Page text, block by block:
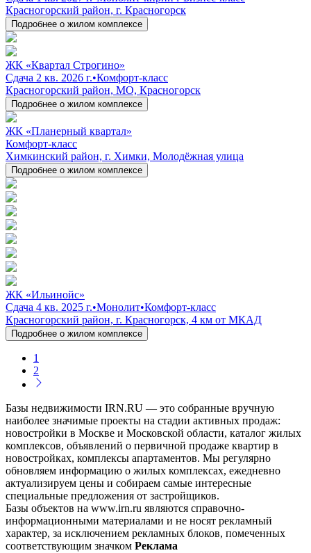
Красногорский район, г. Красногорск
Подробнее о жилом комплексе
ЖК «Квартал Строгино»
Сдача 2 кв. 2026 г.•Комфорт-класс
Красногорский район, МО, Красногорск
Подробнее о жилом комплексе
ЖК «Планерный квартал»
Комфорт-класс
Химкинский район, г. Химки, Молодёжная улица
Подробнее о жилом комплексе
ЖК «Ильинойс»
Сдача 4 кв. 2025 г.•Монолит•Комфорт-класс
Красногорский район, г. Красногорск, 4 км от МКАД
Подробнее о жилом комплексе
1
2
Базы недвижимости IRN.RU — это собранные вручную
наиболее значимые проекты на стадии активных продаж:
новостройки в Москве и Московской области, каталог жилых
комплексов, объявлений о первичной продаже квартир в
новостройках, комплексы апартаментов. Мы регулярно
обновляем информацию о жилых комплексах, ежедневно
актуализируем цены и собираем самые интересные
специальные предложения от застройщиков.
Базы объектов на www.irn.ru являются справочно-
информационными материалами и не носят рекламный
характер, за исключением рекламных блоков, помеченных
соответствующим значком Реклама